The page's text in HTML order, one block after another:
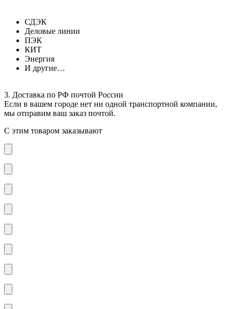
СДЭК
Деловые линии
ПЭК
КИТ
Энергия
И другие…
3. Доставка по РФ почтой России
Если в вашем городе нет ни одной транспортной компании,
мы отправим ваш заказ почтой.
С этим товаром заказывают